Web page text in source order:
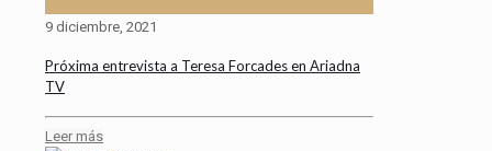
9 diciembre, 2021
Próxima entrevista a Teresa Forcades en Ariadna
TV
Leer más